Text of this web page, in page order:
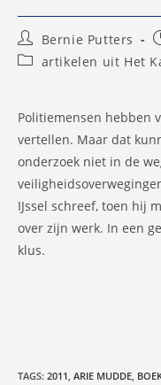
Bericht
auteur:
Bernie Putters
Berichtcategorie:
artikelen uit Het
Politiemensen hebben
vertellen. Maar dat
onderzoek niet in de
IJssel schreef, toen hij
over zijn werk. In een
klus.
TAGS: 2011, ARIE MUDDE,